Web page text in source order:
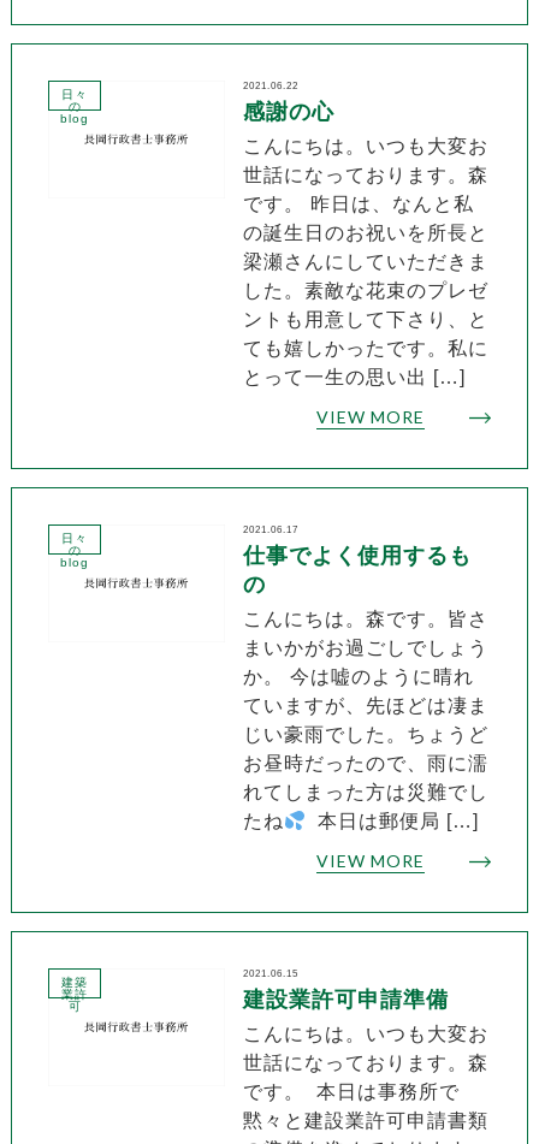
日々
の
blog
2021.06.22
感謝の心
こんにちは。いつも大変お
世話になっております。森
です。 昨日は、なんと私
の誕生日のお祝いを所長と
梁瀬さんにしていただきま
した。素敵な花束のプレゼ
ントも用意して下さり、と
ても嬉しかったです。私に
とって一生の思い出 […]
VIEW MORE
日々
の
blog
2021.06.17
仕事でよく使用するも
の
こんにちは。森です。皆さ
まいかがお過ごしでしょう
か。 今は嘘のように晴れ
ていますが、先ほどは凄ま
じい豪雨でした。ちょうど
お昼時だったので、雨に濡
れてしまった方は災難でし
たね
本日は郵便局 […]
VIEW MORE
建築
業許
可
2021.06.15
建設業許可申請準備
こんにちは。いつも大変お
世話になっております。森
です。 本日は事務所で
黙々と建設業許可申請書類